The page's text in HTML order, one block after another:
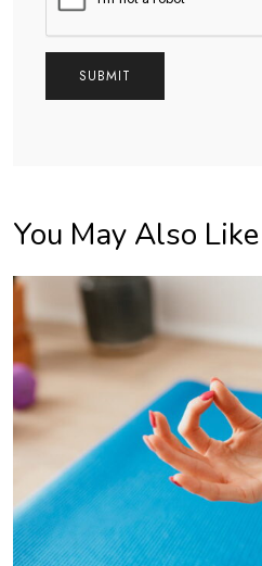
You May Also Like